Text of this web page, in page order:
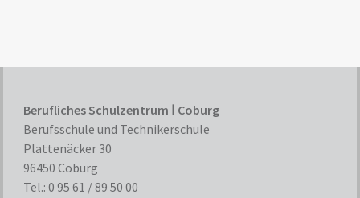
Berufliches Schulzentrum Ⅰ Coburg
Berufsschule und Technikerschule
Plattenäcker 30
96450 Coburg
Tel.: 0 95 61 / 89 50 00